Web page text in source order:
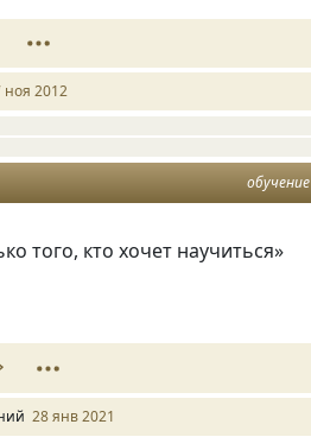
ноя 2012
обучение
того, кто хочет научиться»
28 янв 2021